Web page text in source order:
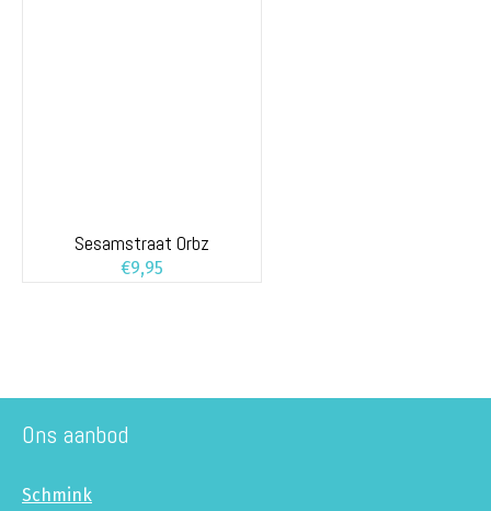
Sesamstraat Orbz
€9,95
Ons aanbod
Schmink